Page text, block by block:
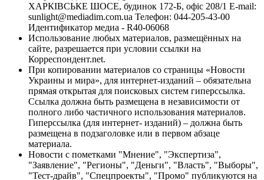
ХАРКІВСЬКЕ ШОСЕ, будинок 172-Б, офіс 208/1 E-mail:
sunlight@mediadim.com.ua Телефон: 044-205-43-00
Идентификатор медиа - R40-06068
Использование любых материалов, размещённых на
сайте, разрешается при условии ссылки на
Корреспондент.net.
При копировании материалов со страницы «Новости
Украины и мира», для интернет-изданий – обязательна
прямая открытая для поисковых систем гиперссылка.
Ссылка должна быть размещена в независимости от
полного либо частичного использования материалов.
Гиперссылка (для интернет- изданий) – должна быть
размещена в подзаголовке или в первом абзаце
материала.
Новости с пометками "Мнение", "Экспертиза",
"Заявление", "Регионы", "Деньги", "Власть", "Выборы",
"Тест-драйв", "Спецпроекты", "Промо" публикуются на